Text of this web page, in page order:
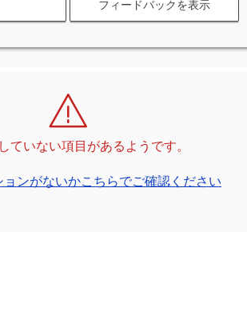
フィードバックを表示
ていない項目があるようです。
ョンがないかこちらでご確認ください